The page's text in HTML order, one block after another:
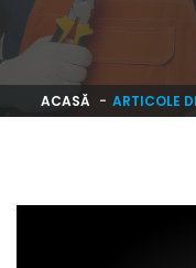
ACASĂ ARTICOLE